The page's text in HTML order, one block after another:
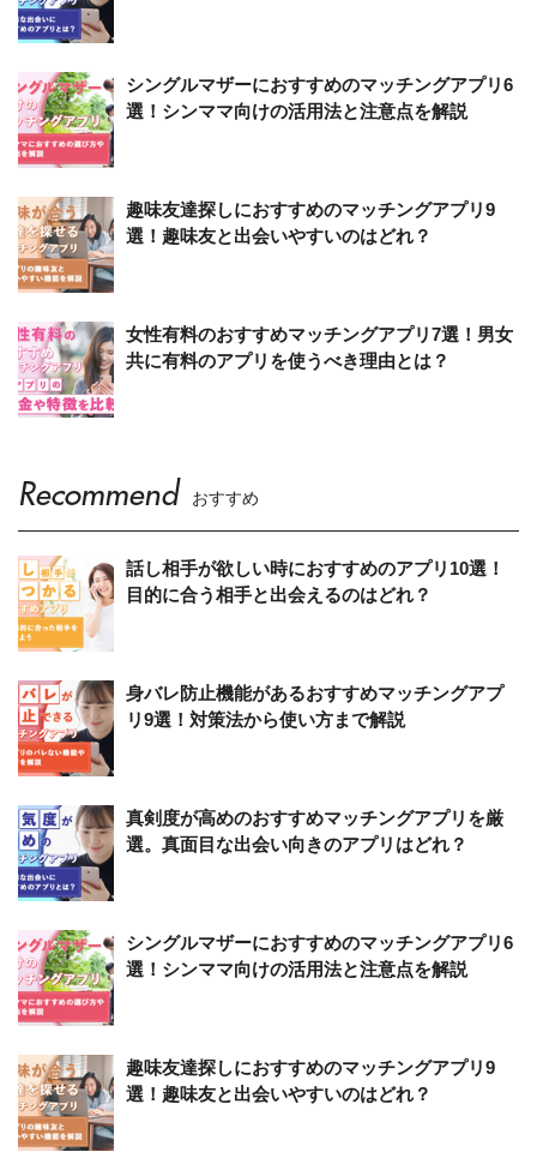
シングルマザーにおすすめのマッチングアプリ6
選！シンママ向けの活用法と注意点を解説
趣味友達探しにおすすめのマッチングアプリ9
選！趣味友と出会いやすいのはどれ？
女性有料のおすすめマッチングアプリ7選！男女
共に有料のアプリを使うべき理由とは？
Recommend おすすめ
話し相手が欲しい時におすすめのアプリ10選！
目的に合う相手と出会えるのはどれ？
身バレ防止機能があるおすすめマッチングアプ
リ9選！対策法から使い方まで解説
真剣度が高めのおすすめマッチングアプリを厳
選。真面目な出会い向きのアプリはどれ？
シングルマザーにおすすめのマッチングアプリ6
選！シンママ向けの活用法と注意点を解説
趣味友達探しにおすすめのマッチングアプリ9
選！趣味友と出会いやすいのはどれ？